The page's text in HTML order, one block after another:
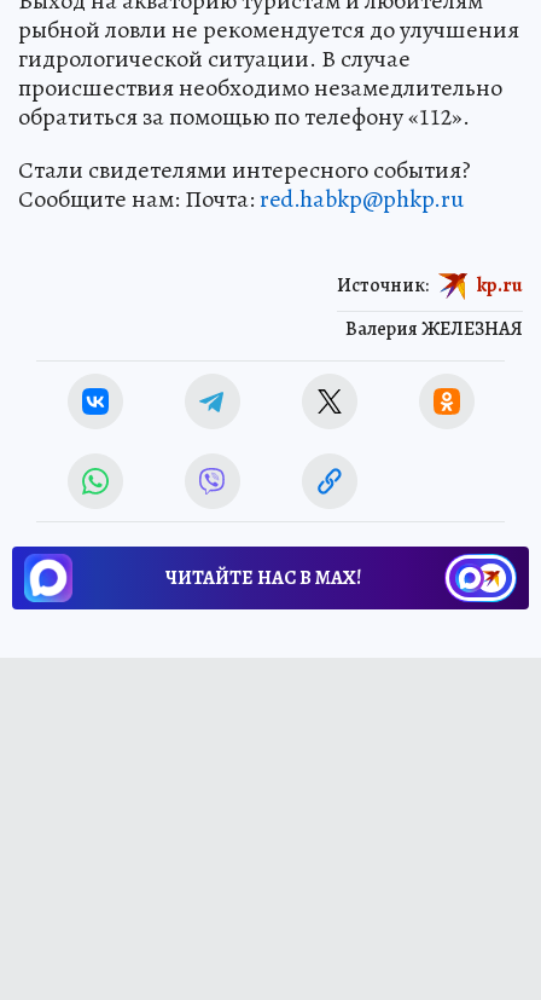
рыбной ловли не рекомендуется до улучшения
гидрологической ситуации. В случае
происшествия необходимо незамедлительно
обратиться за помощью по телефону «112».
Стали свидетелями интересного события?
Сообщите нам: Почта:red.habkp@phkp.ru
Валерия ЖЕЛЕЗНАЯ
Источник: kp.ru
ЧИТАЙТЕ НАС В МАХ!